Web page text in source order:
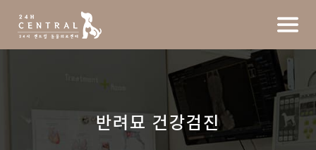
반려묘 건강검진